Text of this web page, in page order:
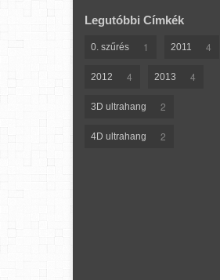
Legutóbbi Címkék
0. szűrés 1 2011 4
2012 4 2013 4
3D ultrahang 2
4D ultrahang 2